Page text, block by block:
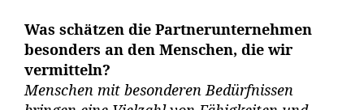
Was schätzen die Partnerunternehmen
besonders an den Menschen, die wir
vermitteln?
Menschen mit besonderen Bedürfnissen